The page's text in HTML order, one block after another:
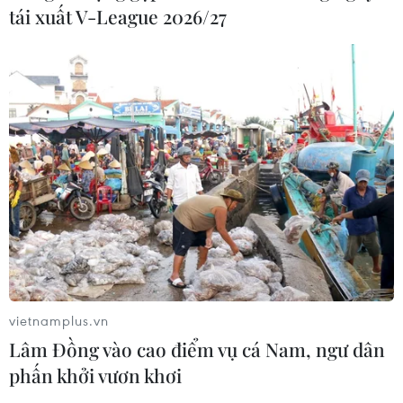
trọng trước tình hình Trung Đông
06/08/2026 09:03
Giá vàng tăng phiên thứ tư liên tiếp,
chạm mức cao nhất trong 7 tuần
06/08/2026 08:36
Ninh Bình phê duyệt hơn 500 tỷ
đồng xây dựng nhà chung cư cho
thuê
06/08/2026 08:09
Xăng dầu trong nước đồng loạt giảm,
tái xuất V-League 2026/27
vietnamplus.vn
Lâm Đồng vào cao điểm vụ cá Nam, ngư dân
phấn khởi vươn khơi